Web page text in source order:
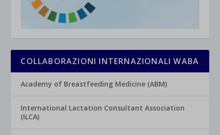
COLLABORAZIONI INTERNAZIONALI WABA
Academy of Breastfeeding Medicine (ABM)
International Lactation Consultant Association
(ILCA)